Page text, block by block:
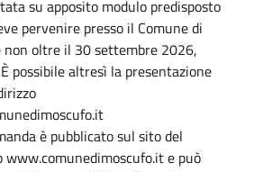
su apposito modulo predisposto
pervenire presso il Comune di
oltre il 30 settembre 2026,
possibile altresì la presentazione
è pubblicato sul sito del
www.comunedimoscufo.it e può